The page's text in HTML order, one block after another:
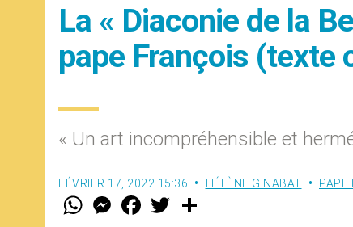
La « Diaconie de la
pape François (texte
« Un art incompréhensible et
FÉVRIER 17, 2022 15:36 HÉLÈNE GINABAT PAPE
W M
e
F
a w